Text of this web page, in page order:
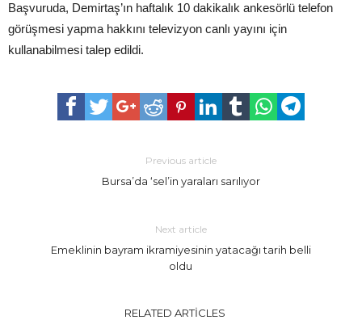
Başvuruda, Demirtaş’ın haftalık 10 dakikalık ankesörlü telefon
görüşmesi yapma hakkını televizyon canlı yayını için
kullanabilmesi talep edildi.
Previous article
Bursa’da ‘sel’in yaraları sarılıyor
Next article
Emeklinin bayram ikramiyesinin yatacağı tarih belli
oldu
RELATED ARTICLES